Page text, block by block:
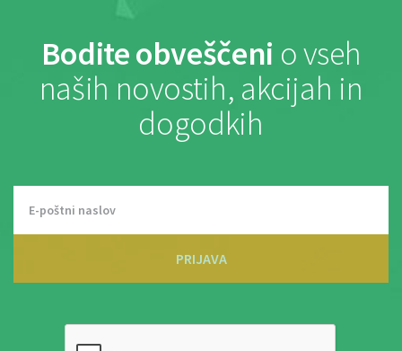
Bodite obveščeni o vseh
naših novostih, akcijah in
dogodkih
PRIJAVA